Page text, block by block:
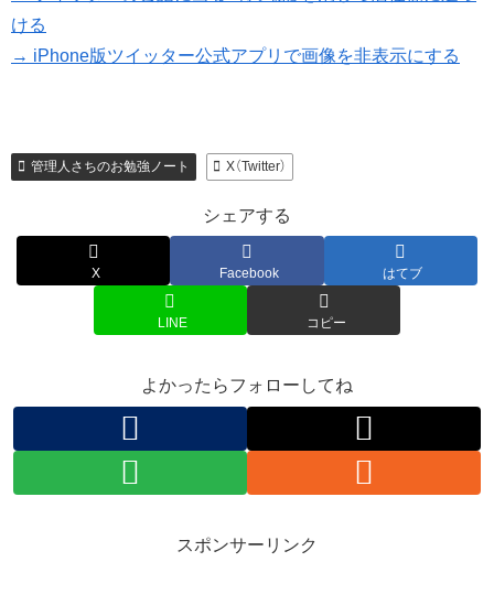
ける
→ iPhone版ツイッター公式アプリで画像を非表示にする
管理人さちのお勉強ノート X（Twitter）
シェアする
X Facebook はてブ
LINE コピー
よかったらフォローしてね
スポンサーリンク